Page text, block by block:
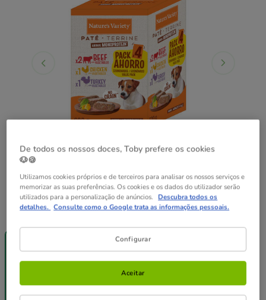
Peso:4 saquetas x 150 g
150 g
Até - 8€!
7.49€
(12.48€ / kg)
12 saquetas x
150 g
Pack
Poupança
22.02€
(12.23€ / kg)
24 saquetas x
150 g
Pack
43.14€
(11.98€ / kg)
De todos os nossos doces, Toby prefere os cookies
🐶🍪
Utilizamos cookies próprios e de terceiros para analisar os nossos serviços e
memorizar as suas preferências. Os cookies e os dados do utilizador serão
utilizados para a personalização de anúncios. Descubra todos os
detalhes. Consulte como o Google trata as informações pessoais.
Configurar
Aceitar